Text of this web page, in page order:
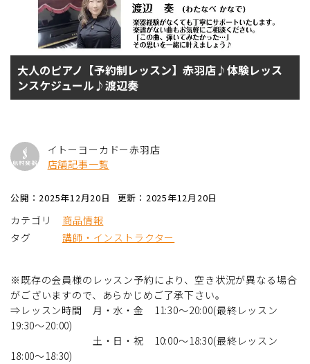
大人のピアノ【予約制レッスン】赤羽店♪体験レッス
ンスケジュール♪渡辺奏
イトーヨーカドー赤羽店
店舗記事一覧
公開：2025年12月20日 更新：2025年12月20日
カテゴリ
商品情報
タグ
講師・インストラクター
※既存の会員様のレッスン予約により、空き状況が異なる場合
がございますので、あらかじめご了承下さい。
⇒レッスン時間 月・水・金 11:30～20:00(最終レッスン
19:30～20:00)
土・日・祝 10:00～18:30(最終レッスン
18:00～18:30)